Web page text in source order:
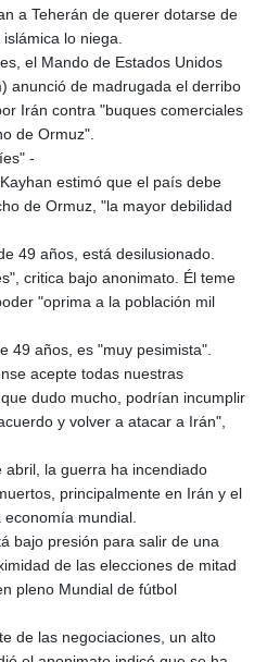
OMR 0.443115
PAB 1.152181
PEN 3.894648
PGK 5.090567
PHP 70.070805
PKR 319.87712
PLN 4.300443
PYG 6853.617163
QAR 4.211823
RSD 117.326118
RUB 93.901208
RWF 1692.588862
SBD 9.298537
SCR 16.618402
SDG 692.059091
SEK 10.953862
SLE 28.350098
SOS 658.506319
SRD 43.640038
STD 23853.821162
STN 24.459377
SVC 10.0813
THB 38.150825
a Teherán de querer dotarse de
lo niega.
el Mando de Estados Unidos
anunció de madrugada el derribo
Irán contra "buques comerciales
de Ormuz".
-
estimó que el país debe
de Ormuz, "la mayor debilidad
49 años, está desilusionado.
critica bajo anonimato. Él teme
"oprima a la población mil
49 años, es "muy pesimista".
acepte todas nuestras
dudo mucho, podrían incumplir
y volver a atacar a Irán",
abril, la guerra ha incendiado
principalmente en Irán y el
mundial.
bajo presión para salir de una
de las elecciones de mitad
pleno Mundial de fútbol
de las negociaciones, un alto